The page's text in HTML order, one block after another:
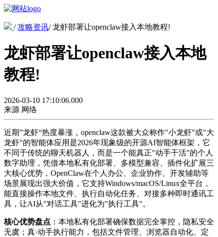
/攻略资讯/龙虾部署让openclaw接入本地教程!
龙虾部署让openclaw接入本地
教程!
2026-03-10 17:10:06.000
来源 网络
近期”龙虾“热度暴涨，openclaw这款被大众称作"小龙虾"或"大
龙虾"的智能体应用是2026年现象级的开源AI智能体框架，它
不同于传统的聊天机器人，而是一个能真正"动手干活"的个人
数字助理，凭借本地私有化部署、多模型兼容、插件化扩展三
大核心优势，OpenClaw在个人办公、企业协作、开发辅助等
场景展现出强大价值，它支持Windows/macOS/Linux全平台，
能直接操作本地文件、执行自动化任务、对接多种即时通讯工
具，让AI从"对话工具"进化为"执行工具"。
核心优势盘点 ：本地私有化部署确保数据完全掌控，隐私安全
无虞；真·动手执行能力，包括文件管理、浏览器自动化、定